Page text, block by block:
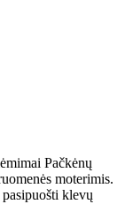
Pačkėnų
moterimis.
pasipuošti klevų